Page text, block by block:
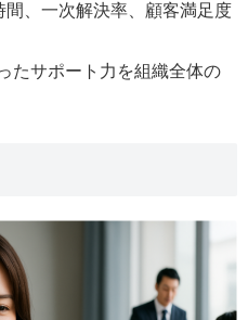
、一次解決率、顧客満足度
たサポート力を組織全体の